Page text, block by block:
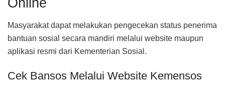
Masyarakat dapat melakukan pengecekan status penerima
bantuan sosial secara mandiri melalui website maupun
aplikasi resmi dari Kementerian Sosial.
Cek Bansos Melalui Website Kemensos